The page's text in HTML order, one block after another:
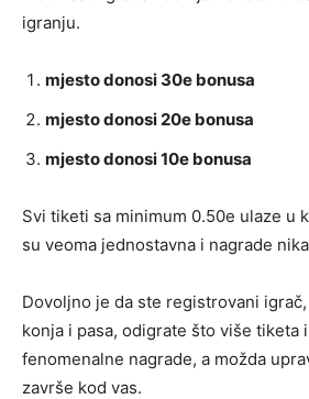
igranju.
mjesto donosi 30e bonusa
mjesto donosi 20e bonusa
mjesto donosi 10e bonusa
Svi tiketi sa minimum 0.50e ulaze u
su veoma jednostavna i nagrade
Dovoljno je da ste registrovani
konja i pasa, odigrate što više tiketa
fenomenalne nagrade, a možda
završe kod vas.